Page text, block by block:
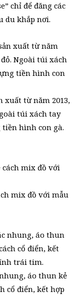
chỉ để đăng các
du khắp nơi.
xuất từ năm 2013,
túi xách tay
hình con gà.
mix đồ với mẫu
áo thun kẻ
cổ điển, kết hợp